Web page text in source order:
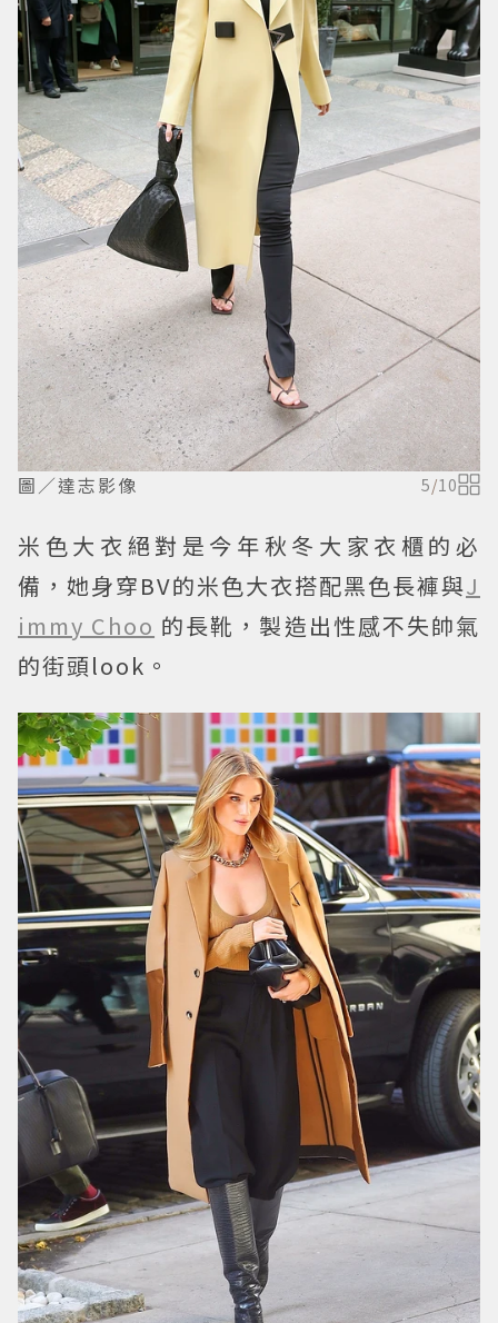
圖／達志影像 5/10
米色大衣絕對是今年秋冬大家衣櫃的必
備，她身穿BV的米色大衣搭配黑色長褲與J
immy Choo 的長靴，製造出性感不失帥氣
的街頭look。